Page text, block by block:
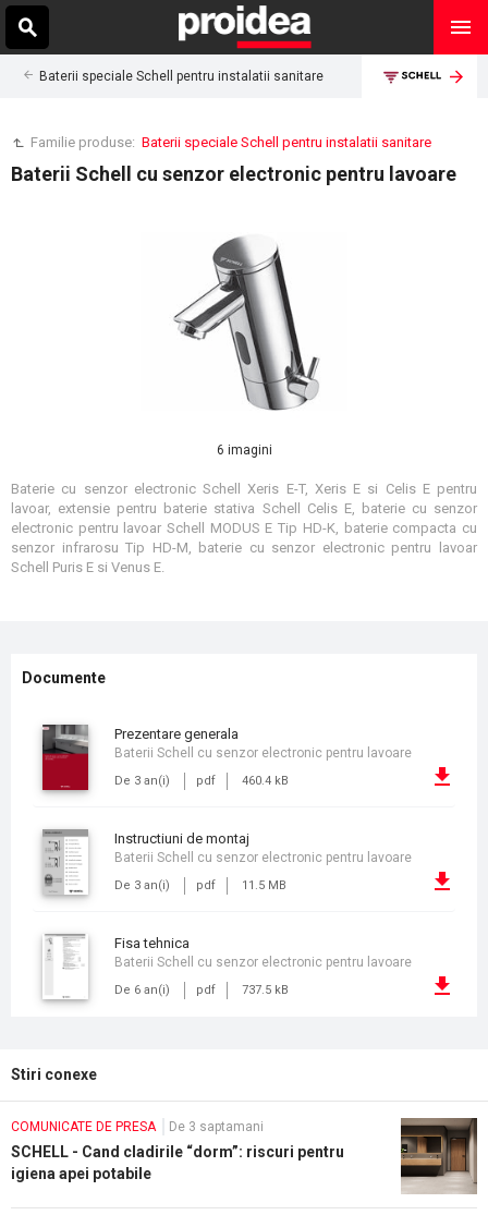
Baterii speciale Schell pentru instalatii sanitare
Familie produse: Baterii speciale Schell pentru instalatii sanitare
Baterii Schell cu senzor electronic pentru lavoare
6 imagini
Baterie cu senzor electronic Schell Xeris E-T, Xeris E si Celis E pentru
lavoar, extensie pentru baterie stativa Schell Celis E, baterie cu senzor
electronic pentru lavoar Schell MODUS E Tip HD-K, baterie compacta cu
senzor infrarosu Tip HD-M, baterie cu senzor electronic pentru lavoar
Schell Puris E si Venus E.
Documente
prezentare generala
De 3 an(i) pdf 460.4 kB
Baterii Schell cu senzor electronic pentru lavoare
instructiuni de montaj
De 3 an(i) pdf 11.5 MB
Baterii Schell cu senzor electronic pentru lavoare
fisa tehnica
De 6 an(i) pdf 737.5 kB
Baterii Schell cu senzor electronic pentru lavoare
Stiri conexe
COMUNICATE DE PRESA De 3 saptamani
SCHELL - Cand cladirile “dorm”: riscuri pentru
igiena apei potabile